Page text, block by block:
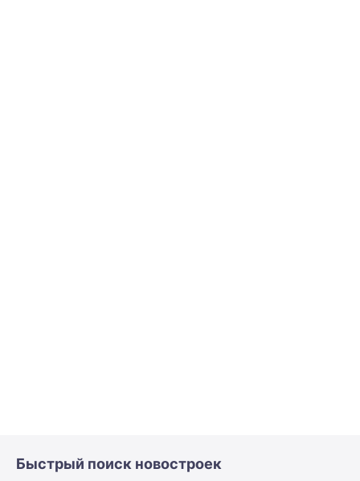
Быстрый поиск новостроек